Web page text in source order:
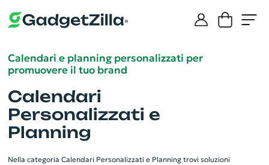
Calendari e planning personalizzati per
promuovere il tuo brand
Calendari
Personalizzati e
Planning
Nella categoria Calendari Personalizzati e Planning trovi soluzioni